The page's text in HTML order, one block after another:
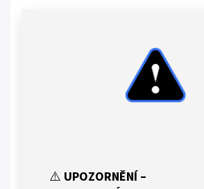
⚠️ UPOZORNĚNÍ –